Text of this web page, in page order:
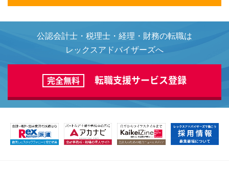
公認会計士・税理士・経理・財務の転職は
レックスアドバイザーズへ
完全無料 転職支援サービス登録